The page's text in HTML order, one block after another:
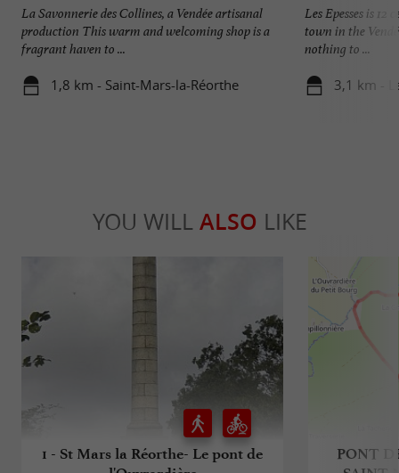
La Savonnerie des Collines, a Vendée artisanal
production This warm and welcoming shop is a
fragrant haven to ...
1,8 km - Saint-Mars-la-Réorthe
Les Epesses is
town in the
nothing to ...
3,1 km -
YOU WILL ALSO LIKE
1 - St Mars la Réorthe- Le pont de
PONT